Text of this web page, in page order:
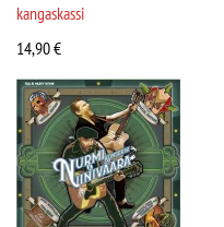
kangaskassi
14,90€